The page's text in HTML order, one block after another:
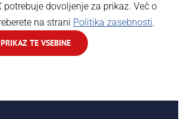
potrebuje dovoljenje za prikaz. Več o
na strani Politika zasebnosti.
TE VSEBINE